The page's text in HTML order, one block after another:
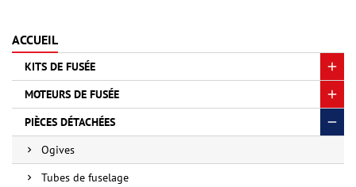
ACCUEIL
KITS DE FUSÉE
MOTEURS DE FUSÉE
PIÈCES DÉTACHÉES
Ogives
Tubes de fuselage